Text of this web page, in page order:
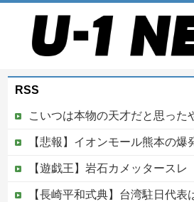
RSS
こいつは本物の天才だと思ったや
【悲報】イオンモール熊本の爆発事故、だんだんとイオン側が悪
【遊戯王】岩石カメッタースレ
【長崎平和式典】台湾駐日代表は欠席、非外交団扱いに抗